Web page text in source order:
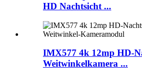
HD Nachtsicht ...
IMX577 4k 12mp HD-
Weitwinkelkamera ...